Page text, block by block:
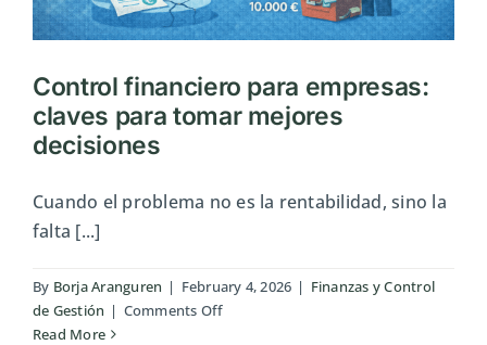
Control financiero para empresas:
claves para tomar mejores
decisiones
Cuando el problema no es la rentabilidad, sino la
falta [...]
By Borja Aranguren | February 4, 2026 | Finanzas y Control
de Gestión | Comments Offon
Read More